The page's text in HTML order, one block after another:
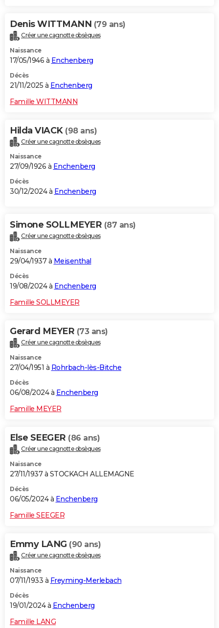
Denis WITTMANN (79 ans)
Créer une cagnotte obsèques
Naissance
17/05/1946 à Enchenberg
Décès
21/11/2025 à Enchenberg
Famille WITTMANN
Hilda VIACK (98 ans)
Créer une cagnotte obsèques
Naissance
27/09/1926 à Enchenberg
Décès
30/12/2024 à Enchenberg
Simone SOLLMEYER (87 ans)
Créer une cagnotte obsèques
Naissance
29/04/1937 à Meisenthal
Décès
19/08/2024 à Enchenberg
Famille SOLLMEYER
Gerard MEYER (73 ans)
Créer une cagnotte obsèques
Naissance
27/04/1951 à Rohrbach-lès-Bitche
Décès
06/08/2024 à Enchenberg
Famille MEYER
Else SEEGER (86 ans)
Créer une cagnotte obsèques
Naissance
27/11/1937 à STOCKACH ALLEMAGNE
Décès
06/05/2024 à Enchenberg
Famille SEEGER
Emmy LANG (90 ans)
Créer une cagnotte obsèques
Naissance
07/11/1933 à Freyming-Merlebach
Décès
19/01/2024 à Enchenberg
Famille LANG